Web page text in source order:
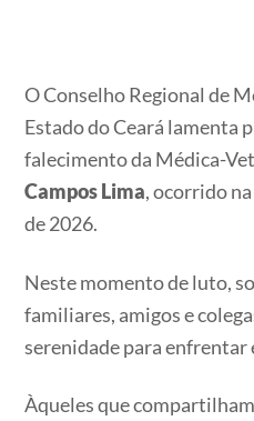
O Conselho Regional de
Estado do Ceará lamenta
falecimento da Médica-
Campos Lima, ocorrido
de 2026.
Neste momento de luto,
familiares, amigos e
serenidade para enfrentar
Àqueles que